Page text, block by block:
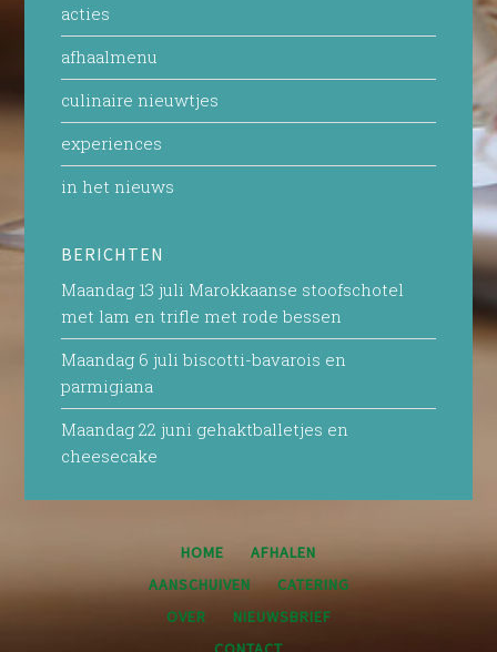
acties
afhaalmenu
culinaire nieuwtjes
experiences
in het nieuws
BERICHTEN
Maandag 13 juli Marokkaanse stoofschotel
met lam en trifle met rode bessen
Maandag 6 juli biscotti-bavarois en
parmigiana
Maandag 22 juni gehaktballetjes en
cheesecake
HOME
AFHALEN
AANSCHUIVEN
CATERING
OVER
NIEUWSBRIEF